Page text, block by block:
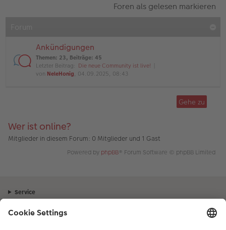
Foren als gelesen markieren
Ankündigungen
Themen: 23, Beiträge: 45
Letzter Beitrag: Die neue Community ist live!
von NeleHonig, 04.09.2025, 08:43
Gehe zu
Wer ist online?
Mitglieder in diesem Forum: 0 Mitglieder und 1 Gast
Powered by phpBB® Forum Software © phpBB Limited
Service